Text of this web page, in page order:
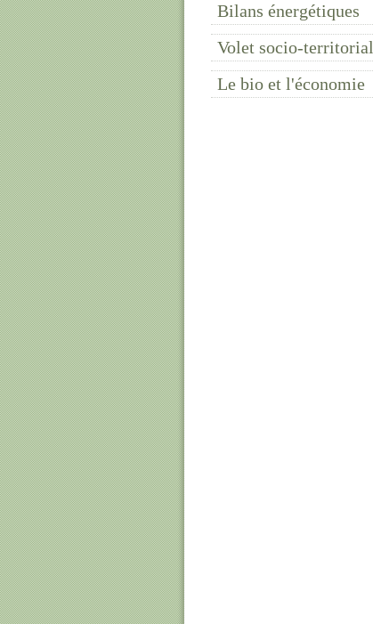
Bilans énergétiques
Volet socio-territorial
Le bio et l'économie